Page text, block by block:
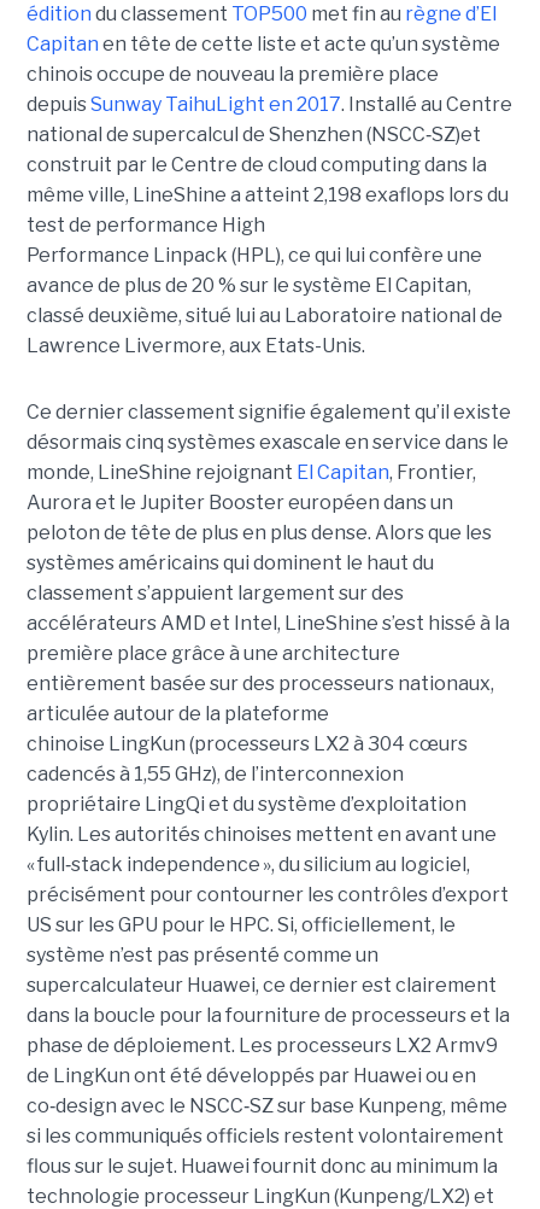
édition du classement TOP500 met fin au règne d’El
Capitan en tête de cette liste et acte qu’un système
chinois occupe de nouveau la première place
depuisSunway TaihuLight en 2017. Installé au Centre
national de supercalcul de Shenzhen (NSCC‑SZ)et
construit par le Centre de cloud computing dans la
même ville, LineShine a atteint 2,198 exaflops lors du
test de performance High
Performance Linpack (HPL), ce qui lui confère une
avance de plus de 20 % sur le système El Capitan,
classé deuxième, situé lui au Laboratoire national de
Lawrence Livermore, aux Etats-Unis.
Ce dernier classement signifie également qu’il existe
désormais cinq systèmes exascale en service dans le
monde, LineShine rejoignant El Capitan, Frontier,
Aurora et le Jupiter Booster européen dans un
peloton de tête de plus en plus dense. Alors que les
systèmes américains qui dominent le haut du
classement s’appuient largement sur des
accélérateurs AMD et Intel, LineShine s’est hissé à la
première place grâce à une architecture
entièrement basée sur des processeurs nationaux,
articulée autour de la plateforme
chinoise LingKun (processeurs LX2 à 304 cœurs
cadencés à 1,55 GHz), de l’interconnexion
propriétaire LingQi et du système d’exploitation
Kylin. Les autorités chinoises mettent en avant une
« full‑stack independence », du silicium au logiciel,
précisément pour contourner les contrôles d’export
US sur les GPU pour le HPC. Si, officiellement, le
système n’est pas présenté comme un
supercalculateur Huawei, ce dernier est clairement
dans la boucle pour la fourniture de processeurs et la
phase de déploiement. Les processeurs LX2 Armv9
de LingKun ont été développés par Huawei ou en
co‑design avec le NSCC‑SZ sur base Kunpeng, même
si les communiqués officiels restent volontairement
flous sur le sujet. Huawei fournit donc au minimum la
technologie processeur LingKun (Kunpeng/LX2) et